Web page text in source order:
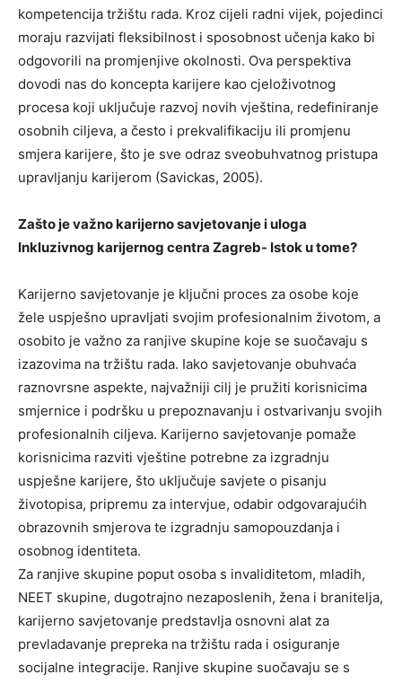
kompetencija tržištu rada. Kroz cijeli radni vijek, pojedinci
moraju razvijati fleksibilnost i sposobnost učenja kako bi
odgovorili na promjenjive okolnosti. Ova perspektiva
dovodi nas do koncepta karijere kao cjeloživotnog
procesa koji uključuje razvoj novih vještina, redefiniranje
osobnih ciljeva, a često i prekvalifikaciju ili promjenu
smjera karijere, što je sve odraz sveobuhvatnog pristupa
upravljanju karijerom (Savickas, 2005).
Zašto je važno karijerno savjetovanje i uloga
Inkluzivnog karijernog centra Zagreb- Istok u tome?
Karijerno savjetovanje je ključni proces za osobe koje
žele uspješno upravljati svojim profesionalnim životom, a
osobito je važno za ranjive skupine koje se suočavaju s
izazovima na tržištu rada. Iako savjetovanje obuhvaća
raznovrsne aspekte, najvažniji cilj je pružiti korisnicima
smjernice i podršku u prepoznavanju i ostvarivanju svojih
profesionalnih ciljeva. Karijerno savjetovanje pomaže
korisnicima razviti vještine potrebne za izgradnju
uspješne karijere, što uključuje savjete o pisanju
životopisa, pripremu za intervjue, odabir odgovarajućih
obrazovnih smjerova te izgradnju samopouzdanja i
osobnog identiteta.
Za ranjive skupine poput osoba s invaliditetom, mladih,
NEET skupine, dugotrajno nezaposlenih, žena i branitelja,
karijerno savjetovanje predstavlja osnovni alat za
prevladavanje prepreka na tržištu rada i osiguranje
socijalne integracije. Ranjive skupine suočavaju se s